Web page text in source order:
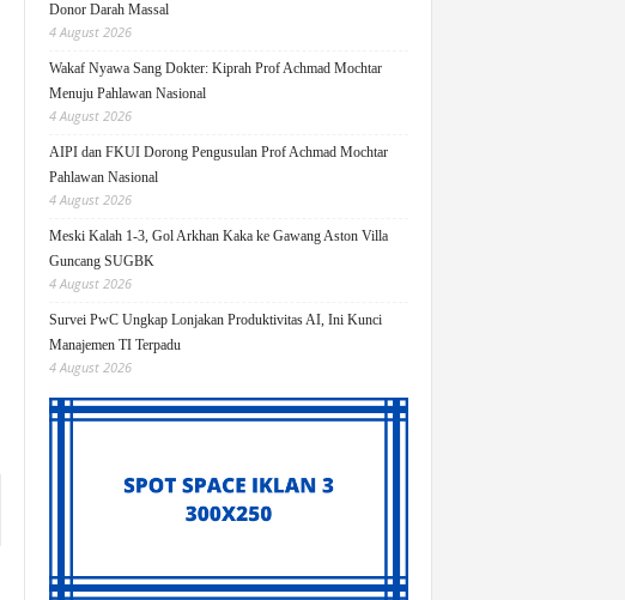
Donor Darah Massal
4 August 2026
Wakaf Nyawa Sang Dokter: Kiprah Prof Achmad Mochtar
Menuju Pahlawan Nasional
4 August 2026
AIPI dan FKUI Dorong Pengusulan Prof Achmad Mochtar
Pahlawan Nasional
4 August 2026
Meski Kalah 1-3, Gol Arkhan Kaka ke Gawang Aston Villa
Guncang SUGBK
4 August 2026
Survei PwC Ungkap Lonjakan Produktivitas AI, Ini Kunci
Manajemen TI Terpadu
4 August 2026